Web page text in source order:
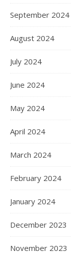
September 2024
August 2024
July 2024
June 2024
May 2024
April 2024
March 2024
February 2024
January 2024
December 2023
November 2023